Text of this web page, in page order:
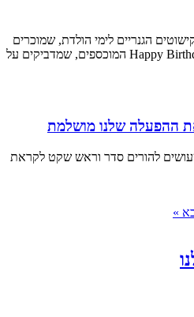
הגנריים לימי הולדת, שמוכרים
ההפעלה שלנו מושלמת
שעושים להורים סדר וראש שקט לקראת
»